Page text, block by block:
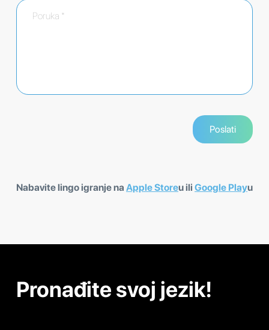
Nabavite lingo igranje na Apple Storeu ili Google Playu
Pronađite svoj jezik!